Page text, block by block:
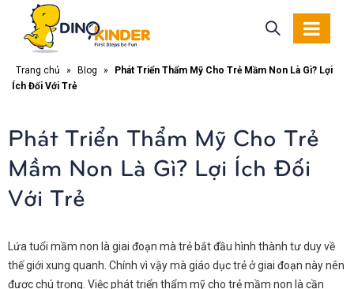
Trang chủ » Blog »
Phát Triển Thẩm Mỹ Cho Trẻ Mầm Non Là Gì? Lợi
Ích Đối Với Trẻ
Phát Triển Thẩm Mỹ Cho Trẻ
Mầm Non Là Gì? Lợi Ích Đối
Với Trẻ
Lứa tuổi mầm non là giai đoạn mà trẻ bắt đầu hình thành tư duy về
thế giới xung quanh. Chính vì vậy mà giáo dục trẻ ở giai đoạn này nên
được chú trọng. Việc phát triển thẩm mỹ cho trẻ mầm non là cần